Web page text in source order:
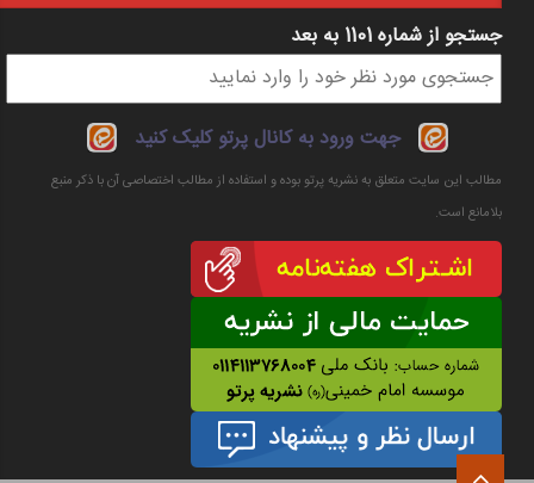
فرم جستجو
جستجو از شماره 1101 به بعد
جهت ورود به کانال پرتو کلیک کنید
مطالب این سایت متعلق به نشریه پرتو بوده و استفاده از مطالب اختصاصی آن با ذکر منبع
بلامانع است.